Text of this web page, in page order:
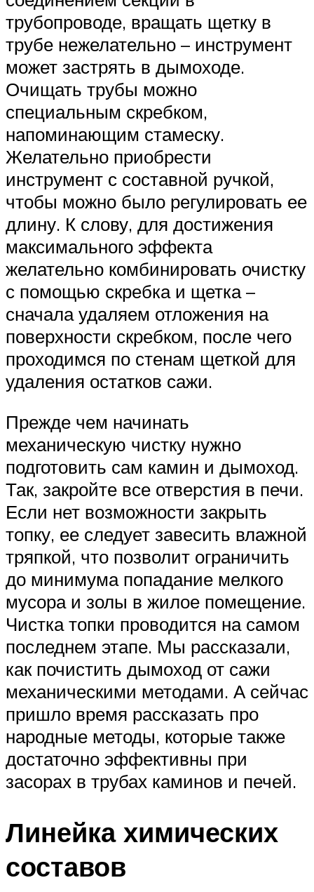
трубопроводе, вращать щетку в
трубе нежелательно – инструмент
может застрять в дымоходе.
Очищать трубы можно
специальным скребком,
напоминающим стамеску.
Желательно приобрести
инструмент с составной ручкой,
чтобы можно было регулировать ее
длину. К слову, для достижения
максимального эффекта
желательно комбинировать очистку
с помощью скребка и щетка –
сначала удаляем отложения на
поверхности скребком, после чего
проходимся по стенам щеткой для
удаления остатков сажи.
Прежде чем начинать
механическую чистку нужно
подготовить сам камин и дымоход.
Так, закройте все отверстия в печи.
Если нет возможности закрыть
топку, ее следует завесить влажной
тряпкой, что позволит ограничить
до минимума попадание мелкого
мусора и золы в жилое помещение.
Чистка топки проводится на самом
последнем этапе. Мы рассказали,
как почистить дымоход от сажи
механическими методами. А сейчас
пришло время рассказать про
народные методы, которые также
достаточно эффективны при
засорах в трубах каминов и печей.
Линейка химических
составов